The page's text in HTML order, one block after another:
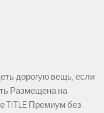
дорогую вещь, если
Размещена на
TITLE Премиум без